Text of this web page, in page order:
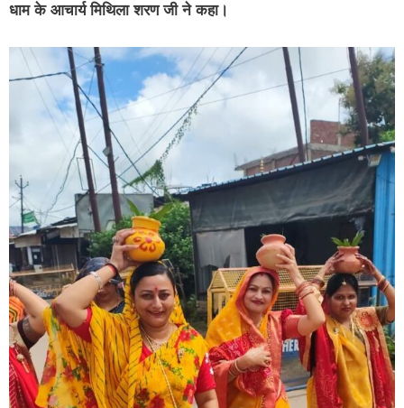
धाम के आचार्य मिथिला शरण जी ने कहा।